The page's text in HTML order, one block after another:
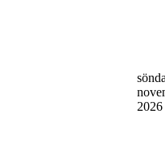
2026